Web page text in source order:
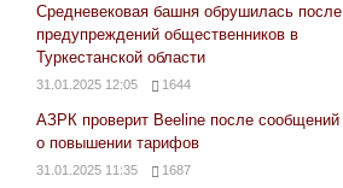
Средневековая башня обрушилась после
предупреждений общественников в
Туркестанской области
31.01.2025 12:05 1644
АЗРК проверит Beeline после сообщений
о повышении тарифов
31.01.2025 11:35 1687